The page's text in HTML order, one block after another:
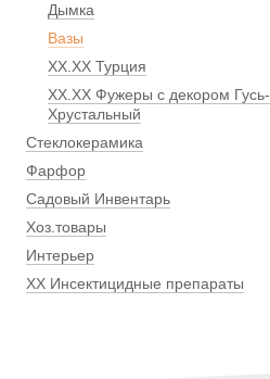
Дымка
Вазы
ХХ.ХХ Турция
ХХ.ХХ Фужеры с декором Гусь-
Хрустальный
Стеклокерамика
Фарфор
Садовый Инвентарь
Хоз.товары
Интерьер
ХХ Инсектицидные препараты